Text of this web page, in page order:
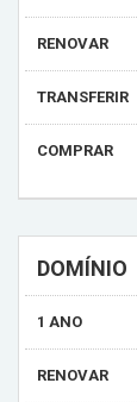
RENOVAR
TRANSFERIR
COMPRAR
DOMÍNIO
1 ANO
RENOVAR